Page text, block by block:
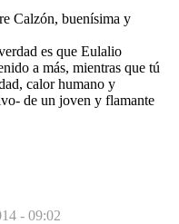
Calzón, buenísima y
es que Eulalio
a más, mientras que tú
calor humano y
de un joven y flamante
- 09:02